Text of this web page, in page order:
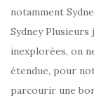
notamment
Sydney
inexplorées, on
étendue, pour
parcourir une